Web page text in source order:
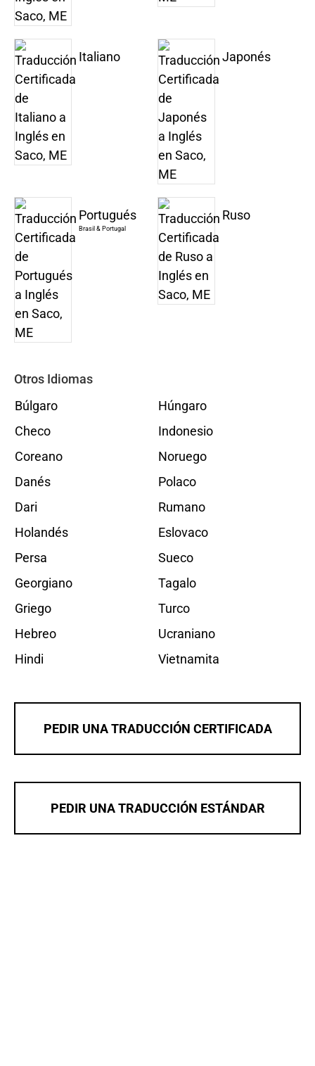
Italiano Japonés
Portugués
Brasil & Portugal
Ruso
Otros Idiomas
Búlgaro
Checo
Coreano
Danés
Dari
Holandés
Persa
Georgiano
Griego
Hebreo
Hindi
Húngaro
Indonesio
Noruego
Polaco
Rumano
Eslovaco
Sueco
Tagalo
Turco
Ucraniano
Vietnamita
PEDIR UNA TRADUCCIÓN CERTIFICADA
PEDIR UNA TRADUCCIÓN ESTÁNDAR